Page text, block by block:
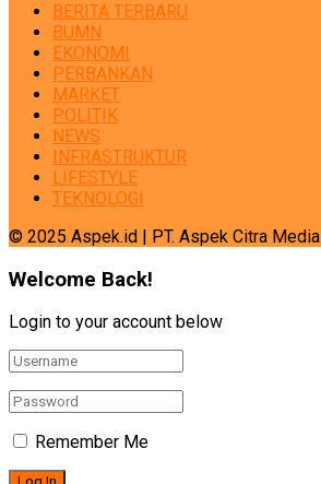
BERITA TERBARU
BUMN
EKONOMI
PERBANKAN
MARKET
POLITIK
NEWS
INFRASTRUKTUR
LIFESTYLE
TEKNOLOGI
© 2025 Aspek.id | PT. Aspek Citra Media
Welcome Back!
Login to your account below
Remember Me